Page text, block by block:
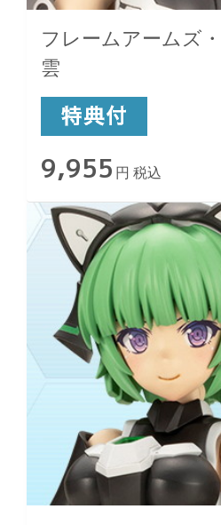
フレームアームズ
雲
9,955 円 税込